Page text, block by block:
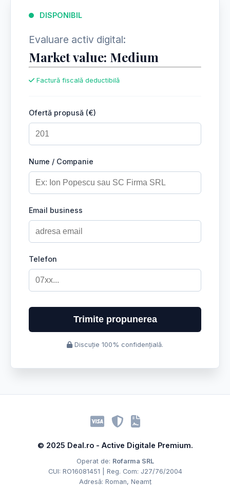
DISPONIBIL
Evaluare activ digital:
Market value: Medium
Factură fiscală deductibilă
Ofertă propusă (€)
Nume / Companie
Email business
Telefon
Trimite propunerea
Discuție 100% confidențială.
© 2025 Deal.ro - Active Digitale Premium.
Operat de: Rofarma SRL
CUI: RO16081451 | Reg. Com: J27/76/2004
Adresă: Roman, Neamț